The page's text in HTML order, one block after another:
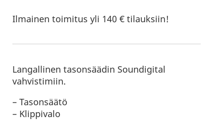
Ilmainen toimitus yli 140 € tilauksiin!
Langallinen tasonsäädin Soundigital
vahvistimiin.
– Tasonsäätö
– Klippivalo